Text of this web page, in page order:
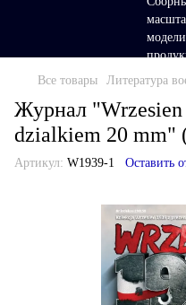
Все товары Литература
Журнал
dzialkiem 20 mm"
Артикул: W1939-1 Оставить